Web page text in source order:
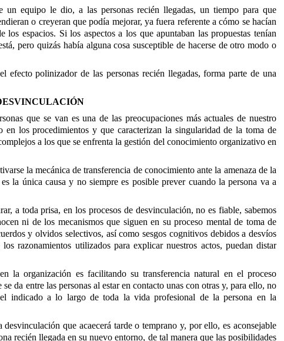
equipo le dio, a las personas recién llegadas, un tiempo para que
o creyeran que podía mejorar, ya fuera referente a cómo se hacían
espacios. Si los aspectos a los que apuntaban las propuestas tenían
pero quizás había alguna cosa susceptible de hacerse de otro modo o
efecto polinizador de las personas recién llegadas, forma parte de una
que se van es una de las preocupaciones más actuales de nuestro
los procedimientos y que caracterizan la singularidad de la toma de
a los que se enfrenta la gestión del conocimiento organizativo en
la mecánica de transferencia de conocimiento ante la amenaza de la
la única causa y no siempre es posible prever cuando la persona va a
a toda prisa, en los procesos de desvinculación, no es fiable, sabemos
ni de los mecanismos que siguen en su proceso mental de toma de
y olvidos selectivos, así como sesgos cognitivos debidos a desvíos
razonamientos utilizados para explicar nuestros actos, puedan distar
la organización es facilitando su transferencia natural en el proceso
da entre las personas al estar en contacto unas con otras y, para ello, no
indicado a lo largo de toda la vida profesional de la persona en la
que acaecerá tarde o temprano y, por ello, es aconsejable
recién llegada en su nuevo entorno, de tal manera que las posibilidades